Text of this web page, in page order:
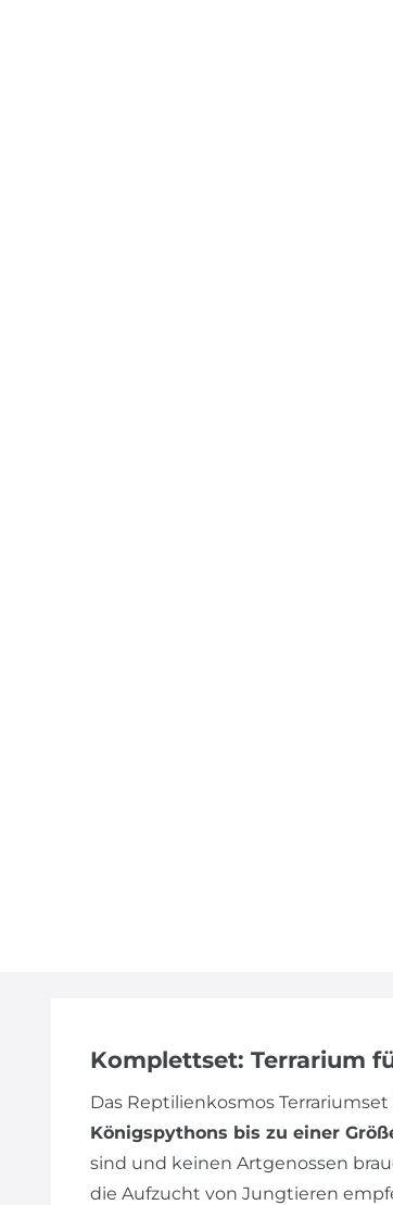
Komplettset: Terrarium
Das Reptilienkosmos
Königspythons bis zu einer
sind und keinen Artgenossen
die Aufzucht von Jungtieren